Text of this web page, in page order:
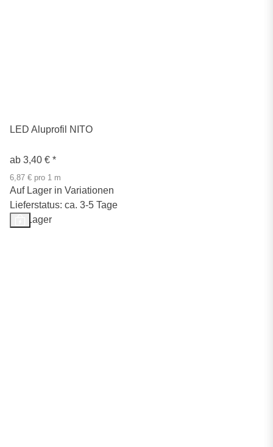
LED Aluprofil NITO
ab 3,40 € *
6,87 € pro 1 m
Auf Lager in Variationen
Lieferstatus: ca. 3-5 Tage
Auf Lager